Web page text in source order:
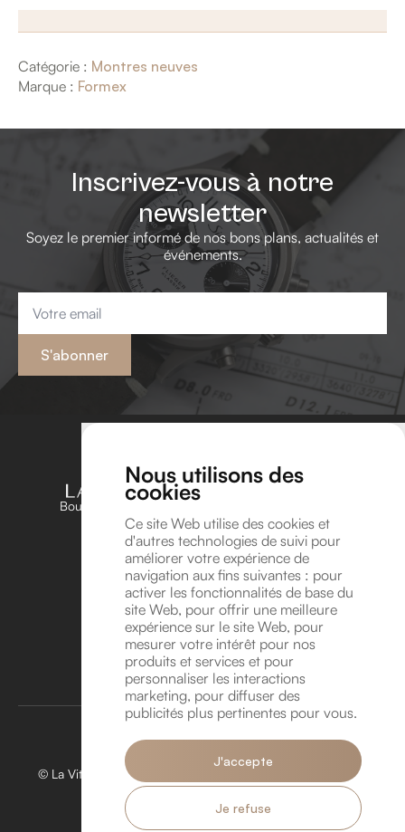
Nous utilisons des
cookies
Ce site Web utilise des cookies et
d'autres technologies de suivi pour
améliorer votre expérience de
navigation aux fins suivantes : pour
activer les fonctionnalités de base du
site Web, pour offrir une meilleure
expérience sur le site Web, pour
mesurer votre intérêt pour nos
produits et services et pour
personnaliser les interactions
marketing, pour diffuser des
publicités plus pertinentes pour vous.
J'accepte
Je refuse
Catégorie : Montres neuves
Marque : Formex
Inscrivez-vous à notre
newsletter
Soyez le premier informé de nos bons plans, actualités et
événements.
S'abonner
Boutique unique dédiée aux amateurs et passionnés
d’horlogerie en Belgique
Suivez-nous sur Instagram !
Suivez-nous sur YouTube !
Coordonnées
Avenue Léonard de Vinci 8A, 1300 Wavre
info@lavitrinehorlogere.be
TVA BE 1016.118.946
Rendez-vous
© La Vitrine Horlogère 2026. Tous droits réservés. Créé par
Politique de confidentialité.